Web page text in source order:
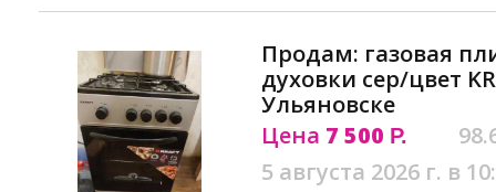
Продам: газовая
духовки сер/цвет
Ульяновске
Цена 7 500 Р.
5 августа 2026 г. в